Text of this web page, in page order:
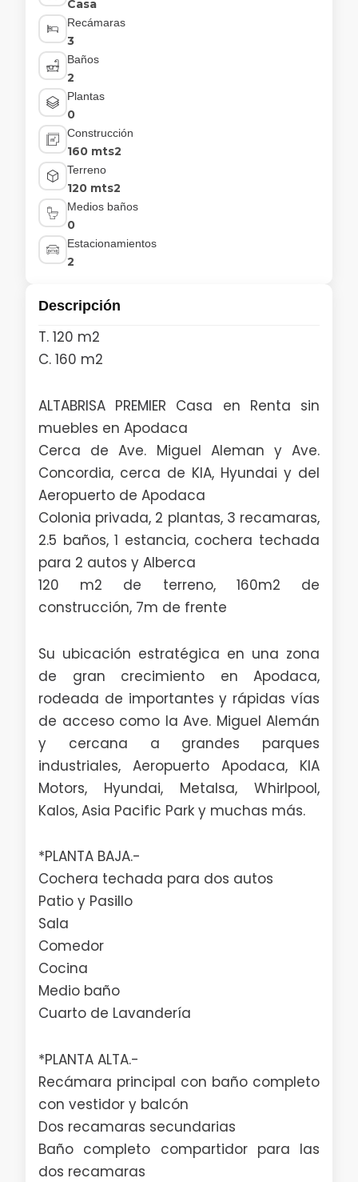
Casa
Recámaras
3
Baños
2
Plantas
0
Construcción
160 mts2
Terreno
120 mts2
Medios baños
0
Estacionamientos
2
Descripción
T. 120 m2
C. 160 m2
ALTABRISA PREMIER Casa en Renta sin
muebles en Apodaca
Cerca de Ave. Miguel Aleman y Ave.
Concordia, cerca de KIA, Hyundai y del
Aeropuerto de Apodaca
Colonia privada, 2 plantas, 3 recamaras,
2.5 baños, 1 estancia, cochera techada
para 2 autos y Alberca
120 m2 de terreno, 160m2 de
construcción, 7m de frente
Su ubicación estratégica en una zona
de gran crecimiento en Apodaca,
rodeada de importantes y rápidas vías
de acceso como la Ave. Miguel Alemán
y cercana a grandes parques
industriales, Aeropuerto Apodaca, KIA
Motors, Hyundai, Metalsa, Whirlpool,
Kalos, Asia Pacific Park y muchas más.
*PLANTA BAJA.-
Cochera techada para dos autos
Patio y Pasillo
Sala
Comedor
Cocina
Medio baño
Cuarto de Lavandería
*PLANTA ALTA.-
Recámara principal con baño completo
con vestidor y balcón
Dos recamaras secundarias
Baño completo compartidor para las
dos recamaras